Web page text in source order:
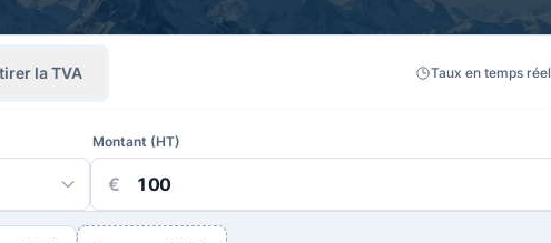
la TVA Taux en temps réel
Montant (HT)
€